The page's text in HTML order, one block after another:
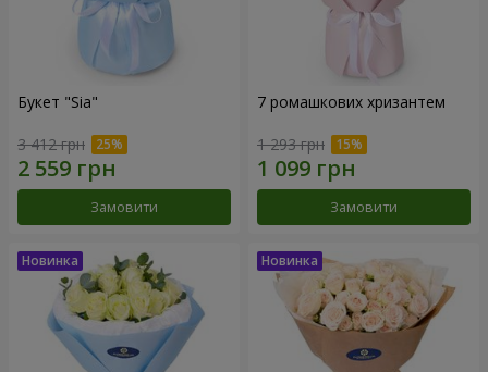
Букет "Sia"
3 412 грн
Замовити
7 ромашкових хризантем
1 293 грн
Замовити